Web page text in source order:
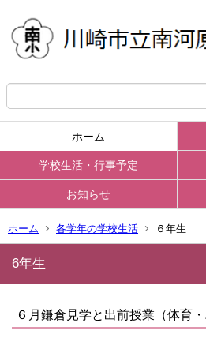
ホーム
学校生活・行事予定
お知らせ
ホーム 各学年の学校生活 ６年生
6年生
６月鎌倉見学と出前授業（体育